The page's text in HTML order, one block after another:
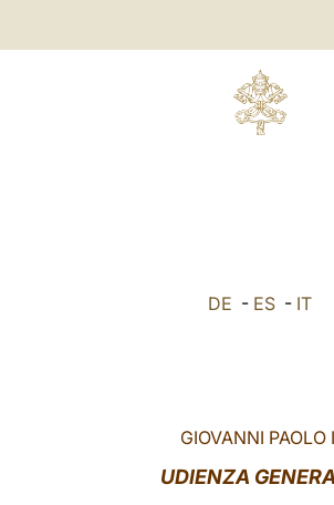
DE - ES - IT
GIOVANNI PAOLO
UDIENZA